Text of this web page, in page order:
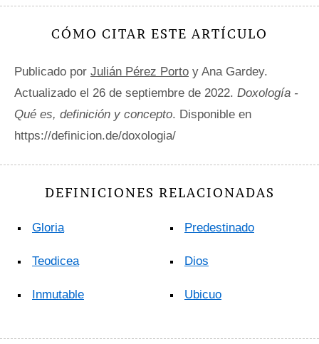
CÓMO CITAR ESTE ARTÍCULO
Publicado por Julián Pérez Porto y Ana Gardey.
Actualizado el 26 de septiembre de 2022. Doxología -
Qué es, definición y concepto. Disponible en
https://definicion.de/doxologia/
DEFINICIONES RELACIONADAS
Gloria
Teodicea
Inmutable
Predestinado
Dios
Ubicuo